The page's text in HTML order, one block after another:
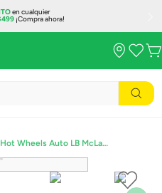
en cualquier
¡Compra ahora!
Hot Wheels Auto LB McLaren 720S JBK47